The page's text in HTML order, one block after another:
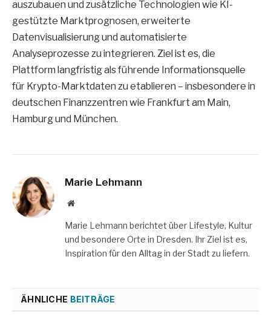
auszubauen und zusätzliche Technologien wie KI-
gestützte Marktprognosen, erweiterte
Datenvisualisierung und automatisierte
Analyseprozesse zu integrieren. Ziel ist es, die
Plattform langfristig als führende Informationsquelle
für Krypto-Marktdaten zu etablieren – insbesondere in
deutschen Finanzzentren wie Frankfurt am Main,
Hamburg und München.
Marie Lehmann
Website
Marie Lehmann berichtet über Lifestyle, Kultur
und besondere Orte in Dresden. Ihr Ziel ist es,
Inspiration für den Alltag in der Stadt zu liefern.
ÄHNLICHE BEITRÄGE